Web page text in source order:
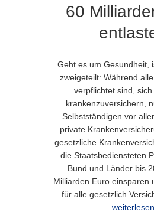
60
Geht es um Gesundheit,
zweigeteilt: Während
verpflichtet sind,
krankenzuversichern,
Selbstständigen vor
private
gesetzliche
die Staatsbediensteten
Bund und Länder bis
Milliarden Euro einsparen
für alle gesetzlich
weiterlesen